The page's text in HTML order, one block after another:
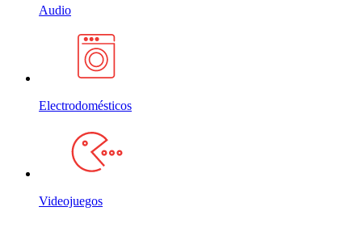
Audio
Electrodomésticos
Videojuegos